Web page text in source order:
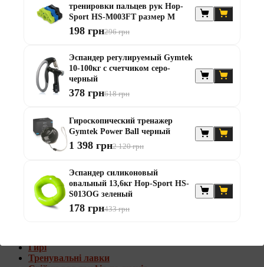
Штанги с w-образным грифом
Жилеты утяжелители
Диски та набори
Гантелі
Штанги
Штанги з гантелями та лавками
Тренувальні лавки
Стійки для грифів та дисків
Стійки для жиму лежачи
Диски та набори
Гантелі
Штанги
Штанги з гантелями
Гирі
Тренувальні лавки
тренировки пальцев рук Hop-
Sport HS-M003FT размер M
198 грн296 грн
Эспандер регулируемый Gymtek
10-100кг с счетчиком серо-
черный
378 грн618 грн
Гироскопический тренажер
Gymtek Power Ball черный
1 398 грн2 120 грн
Эспандер силиконовый
овальный 13,6кг Hop-Sport HS-
S013OG зеленый
178 грн433 грн